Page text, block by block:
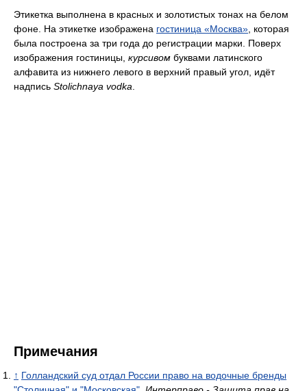
Этикетка выполнена в красных и золотистых тонах на белом
фоне. На этикетке изображена гостиница «Москва» , которая
была построена за три года до регистрации марки. Поверх
изображения гостиницы, курсивом буквами латинского
алфавита из нижнего левого в верхний правый угол, идёт
надпись Stolichnaya vodka
Примечания
↑ Голландский суд отдал России право на водочные бренды